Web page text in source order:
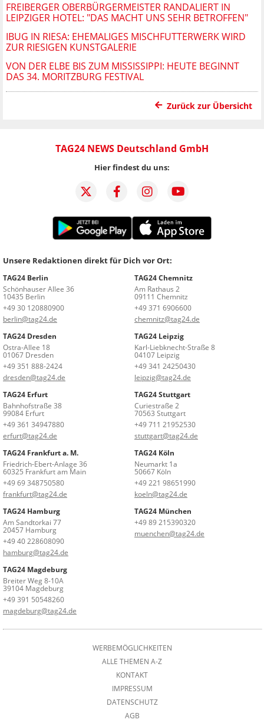
FREIBERGER OBERBÜRGERMEISTER RANDALIERT IN
LEIPZIGER HOTEL: "DAS MACHT UNS SEHR BETROFFEN"
IBUG IN RIESA: EHEMALIGES MISCHFUTTERWERK WIRD
ZUR RIESIGEN KUNSTGALERIE
VON DER ELBE BIS ZUM MISSISSIPPI: HEUTE BEGINNT
DAS 34. MORITZBURG FESTIVAL
Zurück zur Übersicht
TAG24 NEWS Deutschland GmbH
Hier findest du uns:
Unsere Redaktionen direkt für Dich vor Ort:
TAG24 Berlin
Schönhauser Allee 36
10435 Berlin
+49 30 120880900
berlin@tag24.de
TAG24 Chemnitz
Am Rathaus 2
09111 Chemnitz
+49 371 6906600
chemnitz@tag24.de
TAG24 Dresden
Ostra-Allee 18
01067 Dresden
+49 351 888-2424
dresden@tag24.de
TAG24 Leipzig
Karl-Liebknecht-Straße 8
04107 Leipzig
+49 341 24250430
leipzig@tag24.de
TAG24 Erfurt
Bahnhofstraße 38
99084 Erfurt
+49 361 34947880
erfurt@tag24.de
TAG24 Stuttgart
Curiestraße 2
70563 Stuttgart
+49 711 21952530
stuttgart@tag24.de
TAG24 Frankfurt a. M.
Friedrich-Ebert-Anlage 36
60325 Frankfurt am Main
+49 69 348750580
frankfurt@tag24.de
TAG24 Köln
Neumarkt 1a
50667 Köln
+49 221 98651990
koeln@tag24.de
TAG24 Hamburg
Am Sandtorkai 77
20457 Hamburg
+49 40 228608090
hamburg@tag24.de
TAG24 München
+49 89 215390320
muenchen@tag24.de
TAG24 Magdeburg
Breiter Weg 8-10A
39104 Magdeburg
+49 391 50548260
magdeburg@tag24.de
WERBEMÖGLICHKEITEN
ALLE THEMEN A-Z
KONTAKT
IMPRESSUM
DATENSCHUTZ
AGB